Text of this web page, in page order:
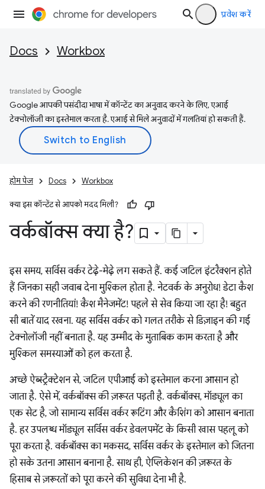
प्रवेश करें
Docs Workbox
Google आपकी पसंदीदा भाषा में कॉन्टेंट का अनुवाद करने के लिए, एआई
टेक्नोलॉजी का इस्तेमाल करता है. एआई से मिले अनुवादों में गलतियां हो सकती हैं.
होम पेज Docs Workbox
क्या इस कॉन्टेंट से आपको मदद मिली?
वर्कबॉक्स क्या है?
इस समय, सर्विस वर्कर टेढ़े-मेढ़े लग सकते हैं. कई जटिल इंटरैक्शन होते
हैं जिनका सही जवाब देना मुश्किल होता है. नेटवर्क के अनुरोध! डेटा कैश
करने की रणनीतियां! कैश मैनेजमेंट! पहले से सेव किया जा रहा है! बहुत
सी बातें याद रखना. यह सर्विस वर्कर को गलत तरीके से डिज़ाइन की गई
टेक्नोलॉजी नहीं बनाता है. यह उम्मीद के मुताबिक काम करता है और
मुश्किल समस्याओं को हल करता है.
अच्छे ऐब्स्ट्रैक्टेशन से, जटिल एपीआई को इस्तेमाल करना आसान हो
जाता है. ऐसे में, वर्कबॉक्स की ज़रूरत पड़ती है. वर्कबॉक्स, मॉड्यूल का
एक सेट है, जो सामान्य सर्विस वर्कर रूटिंग और कैशिंग को आसान बनाता
है. हर उपलब्ध मॉड्यूल सर्विस वर्कर डेवलपमेंट के किसी खास पहलू को
पूरा करता है. वर्कबॉक्स का मकसद, सर्विस वर्कर के इस्तेमाल को जितना
हो सके उतना आसान बनाना है. साथ ही, ऐप्लिकेशन की ज़रूरत के
हिसाब से ज़रूरतों को पूरा करने की सुविधा देना भी है.